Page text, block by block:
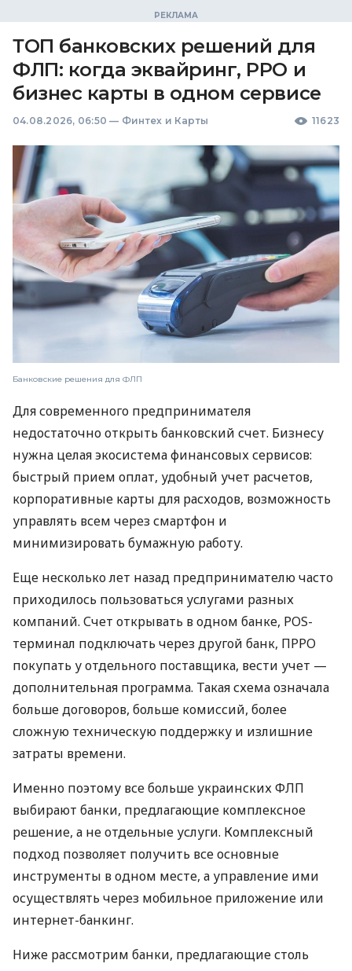
ТОП банковских решений для
ФЛП: когда эквайринг, РРО и
бизнес карты в одном сервисе
04.08.2026, 06:50 — Финтех и Карты 11623
Банковские решения для ФЛП
Для современного предпринимателя
недостаточно открыть банковский счет. Бизнесу
нужна целая экосистема финансовых сервисов:
быстрый прием оплат, удобный учет расчетов,
корпоративные карты для расходов, возможность
управлять всем через смартфон и
минимизировать бумажную работу.
Еще несколько лет назад предпринимателю часто
приходилось пользоваться услугами разных
компаний. Счет открывать в одном банке, POS-
терминал подключать через другой банк, ПРРО
покупать у отдельного поставщика, вести учет —
дополнительная программа. Такая схема означала
больше договоров, больше комиссий, более
сложную техническую поддержку и излишние
затраты времени.
Именно поэтому все больше украинских ФЛП
выбирают банки, предлагающие комплексное
решение, а не отдельные услуги. Комплексный
подход позволяет получить все основные
инструменты в одном месте, а управление ими
осуществлять через мобильное приложение или
интернет-банкинг.
Ниже рассмотрим банки, предлагающие столь